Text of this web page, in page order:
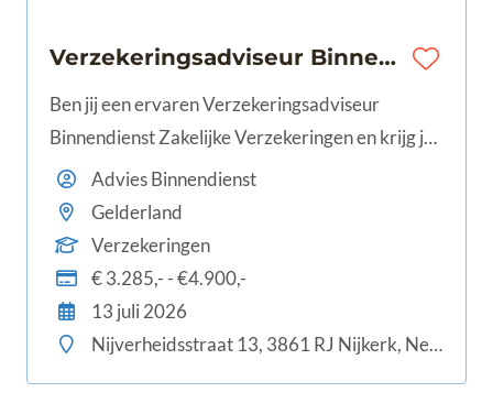
Verzekeringsadviseur Binnendienst Zakelijke Verzekeringen | Nijkerk | 24-40 uur | €3.285 - €4.900
Ben jij een ervaren Verzekeringsadviseur
Binnendienst Zakelijke Verzekeringen en krijg je
energie van het adviseren van zakelijke klanten?
Dan is dit jouw kans om aan de slag te gaan bij
Cumela Verzekeringen in Nijkerk.
Advies Binnendienst
Gelderland
Verzekeringen
€ 3.285,- - €4.900,-
13 juli 2026
Nijverheidsstraat 13, 3861 RJ Nijkerk, Nederland